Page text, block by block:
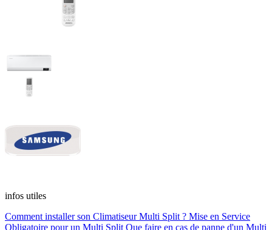
infos utiles
Comment installer son Climatiseur Multi Split ? Mise en Service
Obligatoire pour un Multi Split Que faire en cas de panne d'un Multi